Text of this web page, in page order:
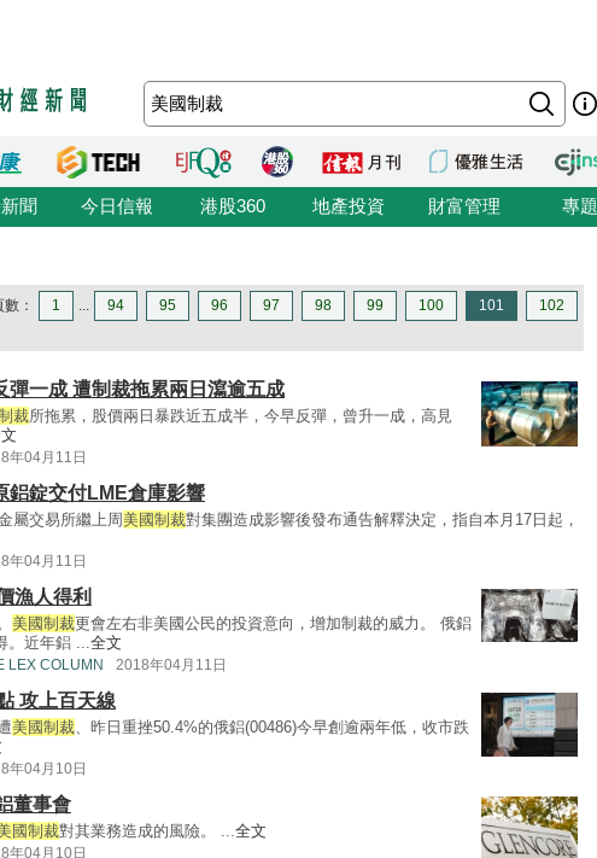
聞 今日信報 港股360 地產投資 財富管理 專題
數： 1 ... 94 95 96 97 98 99 100 101 102
彈一成 遭制裁拖累兩日瀉逾五成
裁所拖累，股價兩日暴跌近五成半，今早反彈，曾升一成，高見
年04月11日
鋁錠交付LME倉庫影響
屬交易所繼上周 美國制裁對集團造成影響後發布通告解釋決定，指自本月17日起，
年04月11日
漁人得利
美國制裁更會左右非美國公民的投資意向，增加制裁的威力。 俄鋁
。近年鋁 ...全文
LEX COLUMN 2018年04月11日
攻上百天線
美國制裁、昨日重挫50.4%的俄鋁(00486)今早創逾兩年低，收市跌
年04月10日
董事會
國制裁對其業務造成的風險。 ...全文
年04月10日